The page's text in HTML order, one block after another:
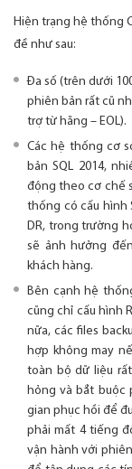
Hiện trạng hệ thống
đề như sau:
Đa số (trên dưới
phiên bản rất cũ
trợ từ hãng – EOL).
Các hệ thống cơ
bản SQL 2014,
động theo cơ chế
thống có cấu hình
DR, trong trường
sẽ ảnh hưởng
khách hàng.
Bên cạnh hệ
cũng chỉ cấu hình
nữa, các files
hợp không may
toàn bộ dữ liệu
hỏng và bắt buộc
gian phục hồi để
phải mất 4 tiếng
vận hành với